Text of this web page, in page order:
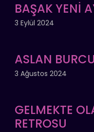
BAŞAK YENİ
3 Eylül 2024
ASLAN
3 Ağustos 2024
GELMEKTE
RETROSU